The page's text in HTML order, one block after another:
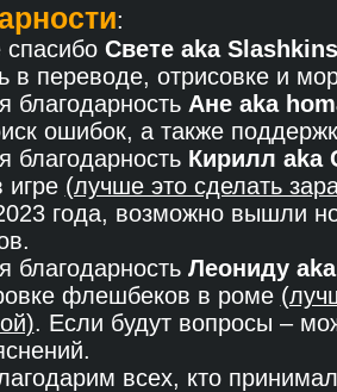
:
Свете aka Slashkins
в переводе, отрисовке и
благодарность Ане aka
ошибок, а также
благодарность Кирилл aka
игре (лучше это сделать
года, возможно вышли
благодарность Леониду
флешбеков в роме
. Если будут вопросы –
всех, кто